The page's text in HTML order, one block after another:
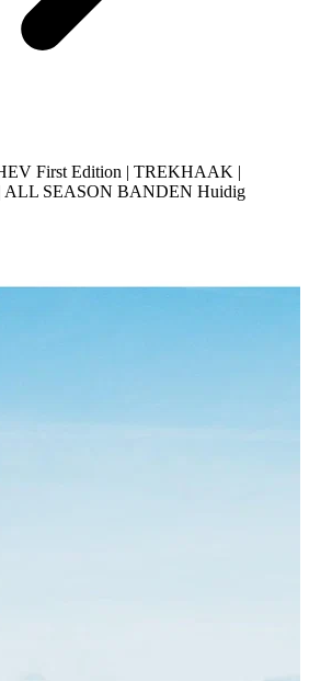
First Edition | TREKHAAK |
ALL SEASON BANDEN Huidig